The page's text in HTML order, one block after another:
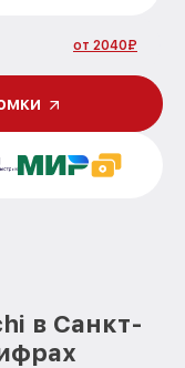
от 2040₽
в Санкт-